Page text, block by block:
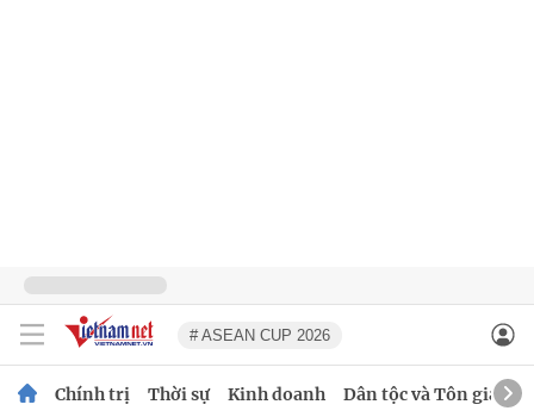
# ASEAN CUP 2026
Chính trị Thời sự Kinh doanh Dân tộc và Tôn giáo